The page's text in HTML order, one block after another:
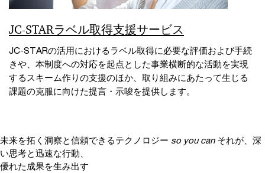
JC-STARラベル取得支援サービス
JC-STARの活用におけるラベル取得に必要な評価および手続
きや、本制度への対応を起点とした事業横断的な活動を実現
するスキーム作りの支援のほか、取り組みにあたって生じる
課題の克服に向けた提言・示唆を提供します。
未来を拓く洞察と信頼できるテクノロジー so you can それが、深
い思考と迅速な行動、
優れた成果を生み出す